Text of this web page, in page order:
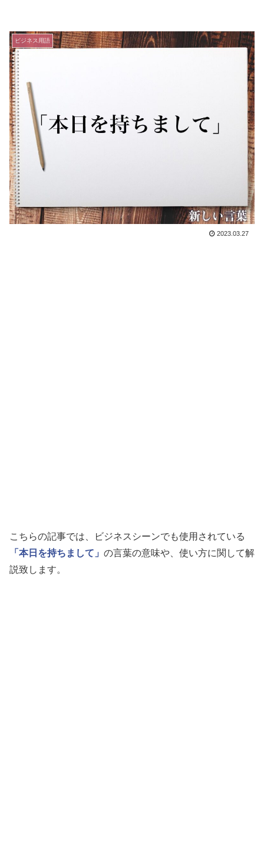
ビジネス用語
2023.03.27
こちらの記事では、ビジネスシーンでも使用されている
「本日を持ちまして」 の言葉の意味や、使い方に関して解
説致します。